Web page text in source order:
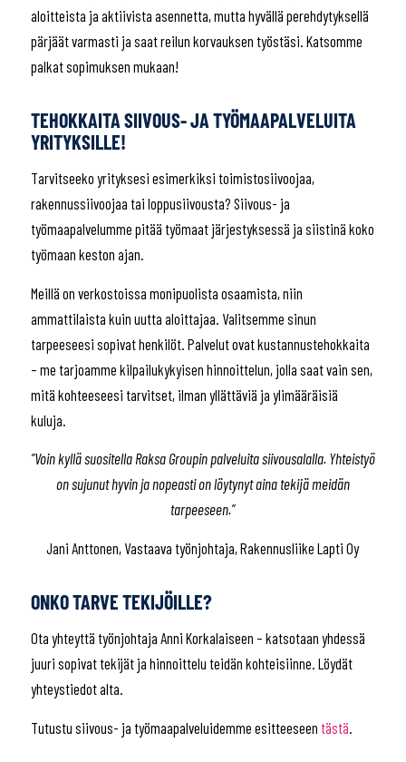
aloitteista ja aktiivista asennetta, mutta hyvällä perehdytyksellä
pärjäät varmasti ja saat reilun korvauksen työstäsi. Katsomme
palkat sopimuksen mukaan!
TEHOKKAITA SIIVOUS- JA TYÖMAAPALVELUITA
YRITYKSILLE!
Tarvitseeko yrityksesi esimerkiksi toimistosiivoojaa,
rakennussiivoojaa tai loppusiivousta? Siivous- ja
työmaapalvelumme pitää työmaat järjestyksessä ja siistinä koko
työmaan keston ajan.
Meillä on verkostoissa monipuolista osaamista, niin
ammattilaista kuin uutta aloittajaa. Valitsemme sinun
tarpeeseesi sopivat henkilöt. Palvelut ovat kustannustehokkaita
– me tarjoamme kilpailukykyisen hinnoittelun, jolla saat vain sen,
mitä kohteeseesi tarvitset, ilman yllättäviä ja ylimääräisiä
kuluja.
”Voin kyllä suositella Raksa Groupin palveluita siivousalalla. Yhteistyö
on sujunut hyvin ja nopeasti on löytynyt aina tekijä meidän
tarpeeseen.”
Jani Anttonen, Vastaava työnjohtaja, Rakennusliike Lapti Oy
ONKO TARVE TEKIJÖILLE?
Ota yhteyttä työnjohtaja Anni Korkalaiseen – katsotaan yhdessä
juuri sopivat tekijät ja hinnoittelu teidän kohteisiinne. Löydät
yhteystiedot alta.
Tutustu siivous- ja työmaapalveluidemme esitteeseen tästä